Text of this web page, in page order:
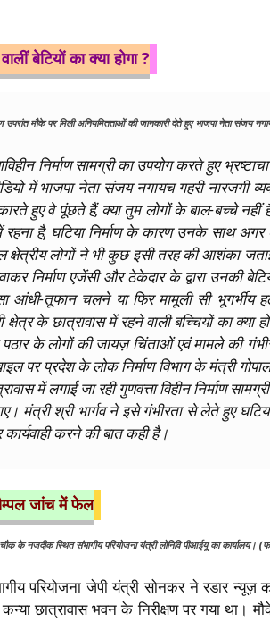
बेटियों का क्या होगा ?
उपरांत मौके पर मिली अनियमितताओं की जानकारी देते हुए भाजपा नेता संजय
निर्माण सामग्री का उपयोग करते हुए
में भाजपा नेता संजय नगायच गहरी
हुए वे पूंछते हैं, क्या तुम लोगों के बाल-बच्चे नहीं
रहना है, घटिया निर्माण के कारण उनके साथ अगर
क्षेत्रीय लोगों ने भी कुछ इसी तरह की आशंका
निर्माण एजेंसी और ठेकेदार के द्वारा
आंधी-तूफान चलने या फिर मामूली सी भूगर्भीय
क्षेत्र के छात्रावास में रहने वाली बच्चियों का
के लोगों की जायज़ चिंताओं एवं मामले की
पर प्रदेश के लोक निर्माण विभाग के मंत्री गोपाल
में लगाई जा रही गुणवत्ता विहीन निर्माण
मंत्री श्री भार्गव ने इसे गंभीरता से लेते हुए
करने की बात कही है।
जांच में फेल
के नजदीक स्थित संभागीय परियोजना यंत्री लोनिवि पीआईयू का कार्यालय।
परियोजना जेपी यंत्री सोनकर ने रडार न्यूज़
कन्या छात्रावास भवन के निरीक्षण पर गया था।